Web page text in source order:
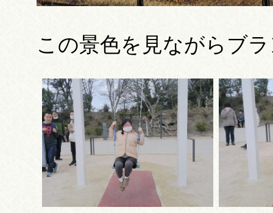
この景色を見ながらブ